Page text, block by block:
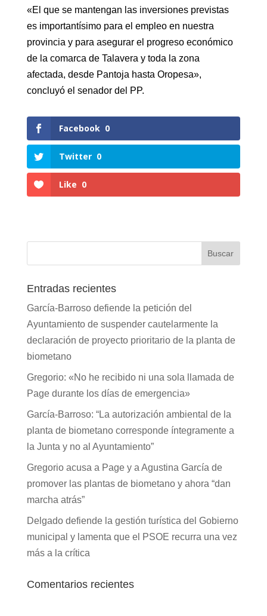
«El que se mantengan las inversiones previstas
es importantísimo para el empleo en nuestra
provincia y para asegurar el progreso económico
de la comarca de Talavera y toda la zona
afectada, desde Pantoja hasta Oropesa»,
concluyó el senador del PP.
Facebook 0
Twitter 0
Like 0
Entradas recientes
García-Barroso defiende la petición del
Ayuntamiento de suspender cautelarmente la
declaración de proyecto prioritario de la planta de
biometano
Gregorio: «No he recibido ni una sola llamada de
Page durante los días de emergencia»
García-Barroso: “La autorización ambiental de la
planta de biometano corresponde íntegramente a
la Junta y no al Ayuntamiento”
Gregorio acusa a Page y a Agustina García de
promover las plantas de biometano y ahora “dan
marcha atrás”
Delgado defiende la gestión turística del Gobierno
municipal y lamenta que el PSOE recurra una vez
más a la crítica
Comentarios recientes